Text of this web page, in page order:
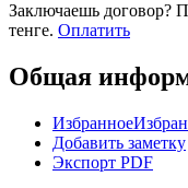
Заключаешь договор?
тенге. Оплатить
Общая
Избранное
Добавить заметку
Экспорт PDF